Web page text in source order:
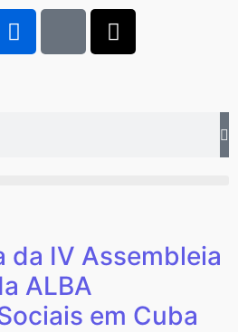
da IV Assembleia
ALBA
em Cuba